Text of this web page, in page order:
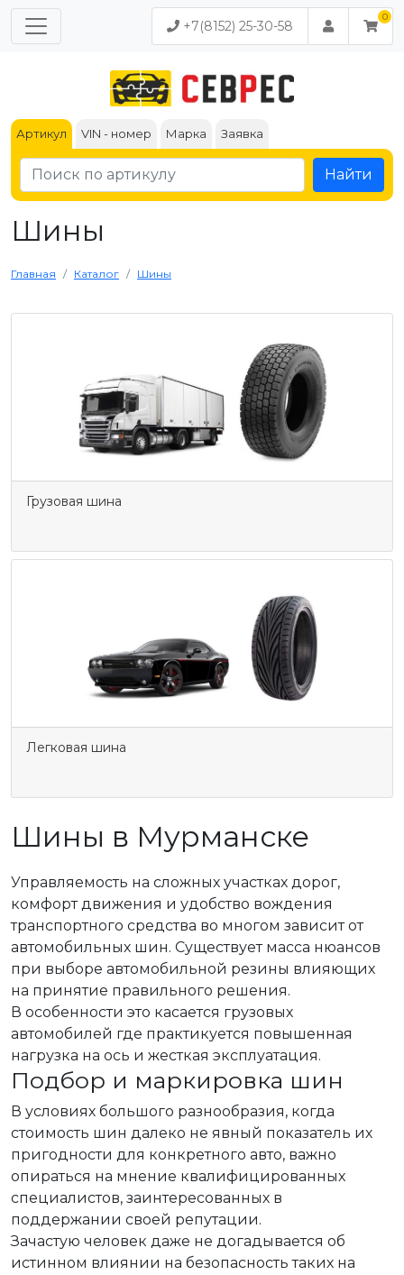
+7(8152) 25-30-58
Артикул VIN - номер Марка Заявка
Найти
Шины
Главная Каталог Шины
Грузовая шина
Легковая шина
Шины в Мурманске
Управляемость на сложных участках дорог,
комфорт движения и удобство вождения
транспортного средства во многом зависит от
автомобильных шин. Существует масса нюансов
при выборе автомобильной резины влияющих
на принятие правильного решения.
В особенности это касается грузовых
автомобилей где практикуется повышенная
нагрузка на ось и жесткая эксплуатация.
Подбор и маркировка шин
В условиях большого разнообразия, когда
стоимость шин далеко не явный показатель их
пригодности для конкретного авто, важно
опираться на мнение квалифицированных
специалистов, заинтересованных в
поддержании своей репутации.
Зачастую человек даже не догадывается об
истинном влиянии на безопасность таких на